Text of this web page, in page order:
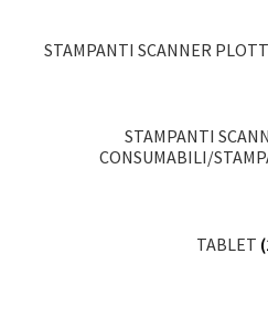
STAMPANTI SCANNER
STAMPANTI
CONSUMABILI/
TABLET